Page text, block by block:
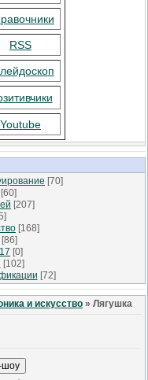
RSS
Youtube
[70]
[60]
[207]
[168]
[86]
[0]
[102]
[72]
и искусство » Лягушка